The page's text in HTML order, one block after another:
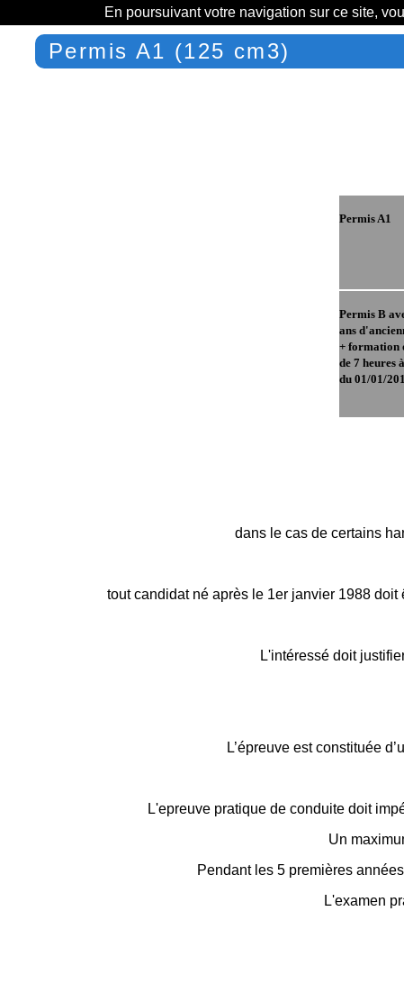
En poursuivant votre navigation sur ce site,
Permis A1 (125 cm3)
Permis A1
Permis B
ans
+ formation
de 7 heures
du 01/01/
dans le cas de certains
tout candidat né après le 1er janvier 1988
L'intéressé doit
L’épreuve est constituée
L'epreuve pratique de conduite doit
Un
Pendant les 5 premières
L'examen